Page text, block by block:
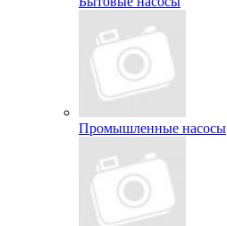
Промышленные насосы